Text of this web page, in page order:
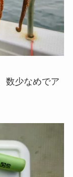
数少なめでア